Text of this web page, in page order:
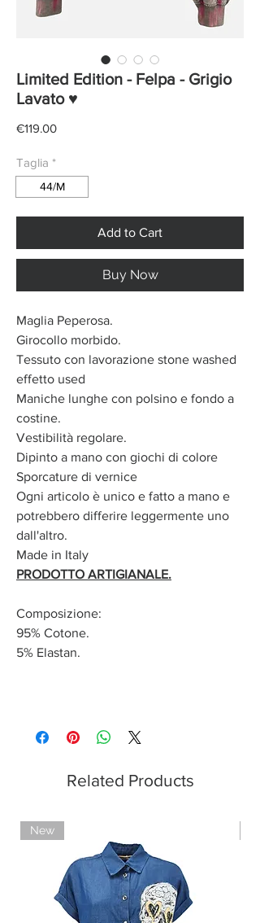
Limited Edition - Felpa - Grigio
Lavato ♥
€119.00Price
Taglia *
44/M
Add to Cart
Buy Now
Maglia Peperosa.
Girocollo morbido.
Tessuto con lavorazione stone washed
effetto used
Maniche lunghe con polsino e fondo a
costine.
Vestibilità regolare.
Dipinto a mano con giochi di colore
Sporcature di vernice
Ogni articolo è unico e fatto a mano e
potrebbero differire leggermente uno
dall'altro.
Made in Italy
PRODOTTO ARTIGIANALE.
Composizione:
95% Cotone.
5% Elastan.
Related Products
New